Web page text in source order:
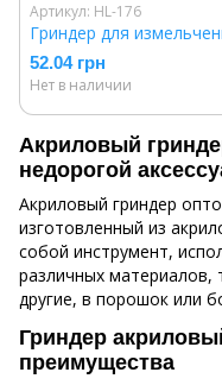
Акриловый
недорогой
Акриловый гриндер
изготовленный из
собой инструмент,
различных материалов,
другие, в порошок или
Гриндер
преимущества
Артикул: HL-176
Гриндер для
52.04 грн
Нет в наличии